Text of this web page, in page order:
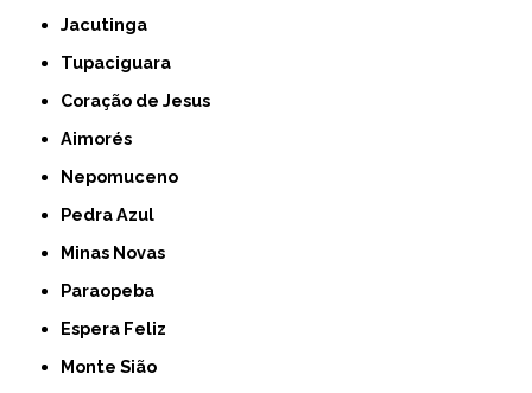
Jacutinga
Tupaciguara
Coração de Jesus
Aimorés
Nepomuceno
Pedra Azul
Minas Novas
Paraopeba
Espera Feliz
Monte Sião